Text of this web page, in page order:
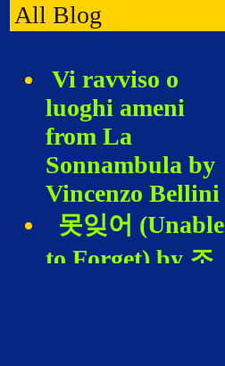
All Blog
Vi ravviso o
luoghi ameni
from La
Sonnambula by
Vincenzo Bellini
못잊어 (Unable
to Forget) by 조